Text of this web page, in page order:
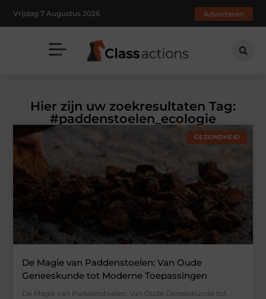
Vrijdag 7 Augustus 2026 Adverteren
Hier zijn uw zoekresultaten Tag:
#paddenstoelen_ecologie
GEZONDHEID
De Magie van Paddenstoelen: Van Oude
Geneeskunde tot Moderne Toepassingen
De Magie van Paddenstoelen: Van Oude Geneeskunde tot